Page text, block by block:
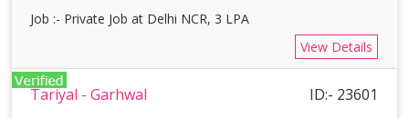
Job :- Private Job at Delhi NCR, 3 LPA
View Details
Tariyal - Garhwal ID:- 23601